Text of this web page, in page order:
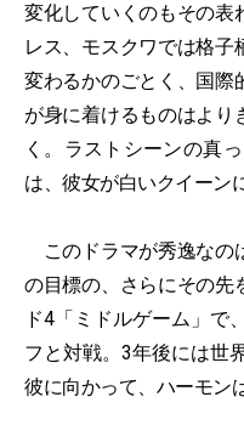
変化していくのもその表
レス、モスクワでは格子
変わるかのごとく、国際
が身に着けるものはより
く。ラストシーンの真
は、彼女が白いクイーン
このドラマが秀逸なの
の目標の、さらにその先
ド4「ミドルゲーム」で
フと対戦。3年後には世
彼に向かって、ハーモン